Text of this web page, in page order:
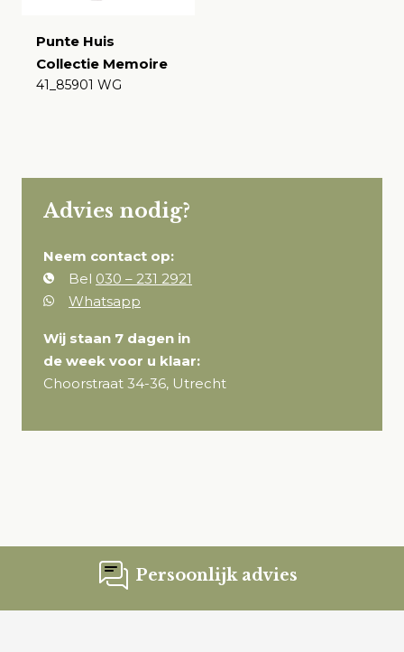
Punte Huis
Collectie Memoire
41_85901 WG
Advies nodig?
Neem contact op:
Bel 030 – 231 2921
Whatsapp
Wij staan 7 dagen in
de week voor u klaar:
Choorstraat 34-36, Utrecht
Persoonlijk advies